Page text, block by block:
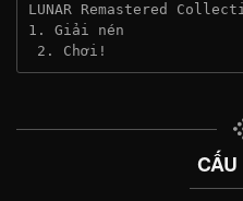
LUNAR Remastered
1. Giải nén
2. Chơi!